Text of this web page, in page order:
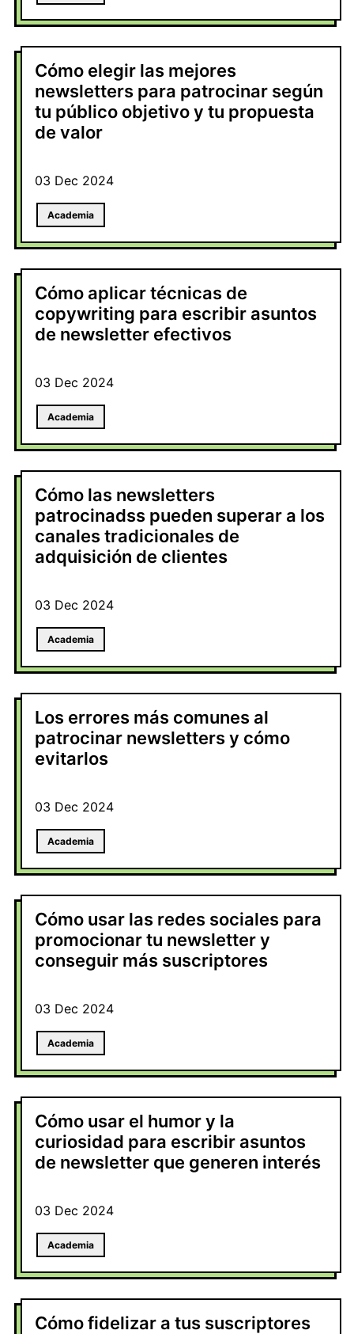
Cómo elegir las mejores
newsletters para patrocinar según
tu público objetivo y tu propuesta
de valor
03 Dec 2024
Academia
Cómo aplicar técnicas de
copywriting para escribir asuntos
de newsletter efectivos
03 Dec 2024
Academia
Cómo las newsletters
patrocinadss pueden superar a los
canales tradicionales de
adquisición de clientes
03 Dec 2024
Academia
Los errores más comunes al
patrocinar newsletters y cómo
evitarlos
03 Dec 2024
Academia
Cómo usar las redes sociales para
promocionar tu newsletter y
conseguir más suscriptores
03 Dec 2024
Academia
Cómo usar el humor y la
curiosidad para escribir asuntos
de newsletter que generen interés
03 Dec 2024
Academia
Cómo fidelizar a tus suscriptores